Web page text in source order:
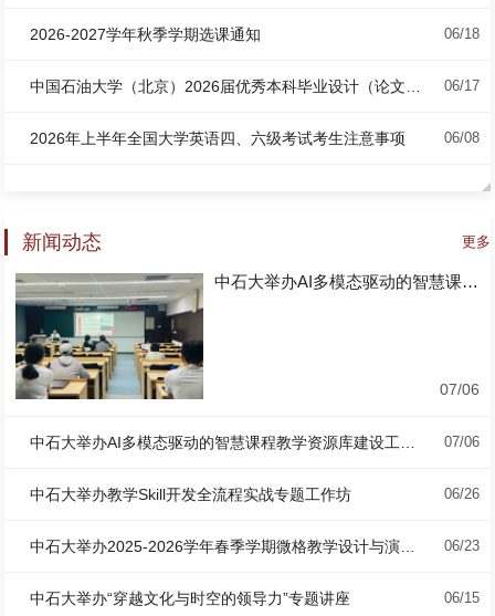
06/18
2026-2027学年秋季学期选课通知
06/17
中国石油大学（北京）2026届优秀本科毕业设计（论文）名单公示
06/08
2026年上半年全国大学英语四、六级考试考生注意事项
更多
新闻动态
中石大举办AI多模态驱动的智慧课程教学资源库建设工...
07/06
07/06
06/26
中石大举办教学Skill开发全流程实战专题工作坊
06/23
06/15
中石大举办“穿越文化与时空的领导力”专题讲座